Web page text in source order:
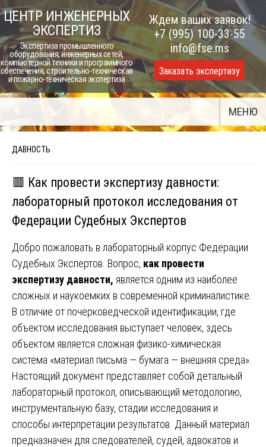
Skip
to
content
ЦЕНТР ИНЖЕНЕРНЫХ
ЭКСПЕРТИЗ
Экспертиза промышленного
оборудования, инженерных сетей,
компьютерной техники и программного
обеспечения, строительно-техническая
и пожарно-техническая экспертиза
Ждем ваших заявок!
+7 (995) 100-33-55
info@fse.ms
Заказать экспертизу
МЕНЮ
ДАВНОСТЬ
🟥 Как провести экспертизу давности:
лабораторный протокол исследования от
Федерации Судебных Экспертов
Добро пожаловать в лабораторный корпус Федерации
Судебных Экспертов. Вопрос, как провести
экспертизу давности, является одним из наиболее
сложных и наукоемких в современной криминалистике.
В отличие от почерковедческой идентификации, где
объектом исследования выступает человек, здесь
объектом является сложная физико-химическая
система «материал письма — бумага — внешняя среда».
Настоящий документ представляет собой детальный
лабораторный протокол, описывающий методологию,
инструментальную базу, стадии исследования и
способы интерпретации результатов. Данный материал
предназначен для следователей, судей, адвокатов и